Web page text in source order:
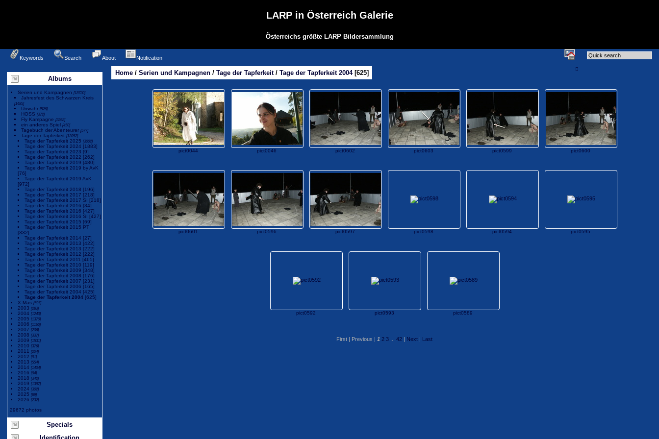
LARP in Österreich Galerie
Österreichs größte LARP Bildersammlung
Keywords Search About Notification
Albums
Serien und Kampagnen [18730]
Jahresfest des Schwarzen Kreis
[1485]
Unwahr [526]
HOSS [372]
Fly Kampagne [3268]
ein anderes Spiel [450]
Tagebuch der Abenteurer [577]
Tage der Tapferkeit [12052]
Tage der Tapferkeit 2025 [3002]
Tage der Tapferkeit 2024 [1883]
Tage der Tapferkeit 2023 [9]
Tage der Tapferkeit 2022 [262]
Tage der Tapferkeit 2019 [480]
Tage der Tapferkeit 2019 by AvK
[76]
Tage der Tapferkeit 2019 AvK
[972]
Tage der Tapferkeit 2018 [196]
Tage der Tapferkeit 2017 [218]
Tage der Tapferkeit 2017 SI [218]
Tage der Tapferkeit 2016 [34]
Tage der Tapferkeit 2016 [427]
Tage der Tapferkeit 2016 SI [427]
Tage der Tapferkeit 2015 [69]
Tage der Tapferkeit 2015 PT
[332]
Tage der Tapferkeit 2014 [27]
Tage der Tapferkeit 2013 [422]
Tage der Tapferkeit 2013 [222]
Tage der Tapferkeit 2012 [222]
Tage der Tapferkeit 2011 [465]
Tage der Tapferkeit 2010 [119]
Tage der Tapferkeit 2009 [348]
Tage der Tapferkeit 2008 [176]
Tage der Tapferkeit 2007 [231]
Tage der Tapferkeit 2006 [165]
Tage der Tapferkeit 2004 [425]
Tage der Tapferkeit 2004 [625]
X-Mas [597]
2003 [283]
2004 [1240]
2005 [1370]
2006 [1160]
2007 [206]
2008 [337]
2009 [1531]
2010 [376]
2011 [204]
2012 [91]
2013 [554]
2014 [1404]
2016 [94]
2018 [342]
2019 [1397]
2024 [302]
2025 [89]
2026 [232]
29672 photos
Specials
Home/ Serien und Kampagnen/ Tage der Tapferkeit/ Tage der Tapferkeit 2004 625
pict0044 pict0046 pict0602 pict0603 pict0599 pict0600
pict0601 pict0596 pict0597 pict0598 pict0594 pict0595
pict0592 pict0593 pict0589
First | Previous | 1 2 3 42 | Next | Last